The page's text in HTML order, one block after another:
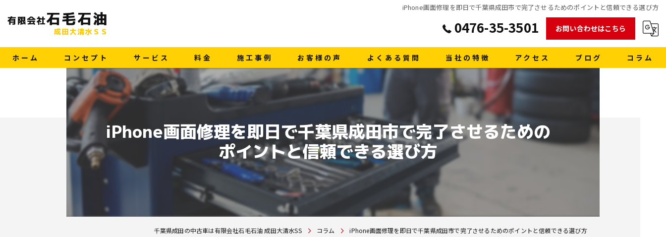
iPhone画面修理を即日で千葉県成田市で完了させるためのポイントと信頼できる選び方
0476-35-3501 お問い合わせはこちら
ホーム コンセプト サービス 料金 施工事例 お客様の声 よくある質問 当社の特徴
販売
車検
格安レンタカー
アクセス ブログ コラム
iPhone画面修理を即日で千葉県成田市で完了させるための
ポイントと信頼できる選び方
千葉県成田の中古車は有限会社石毛石油 成田大清水SS コラム iPhone画面修理を即日で千葉県成田市で完了させるためのポイントと信頼できる選び方